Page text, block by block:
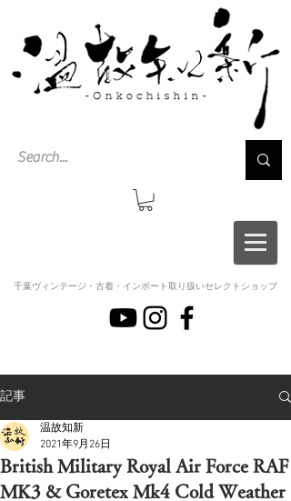
千葉ヴィンテージ・古着・インポート取り扱いセレクトショップ
記事
British Military Royal Air Force RAF
MK3 & Goretex Mk4 Cold Weather
温故知新
2021年9月26日